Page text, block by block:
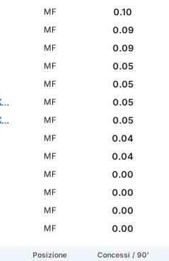
MF
0.10
MF
0.09
MF
0.09
MF
0.05
MF
0.05
MF
0.05
MF
0.05
MF
0.04
MF
0.04
MF
0.00
MF
0.00
MF
0.00
MF 0.00
Posizione Concessi / 90'